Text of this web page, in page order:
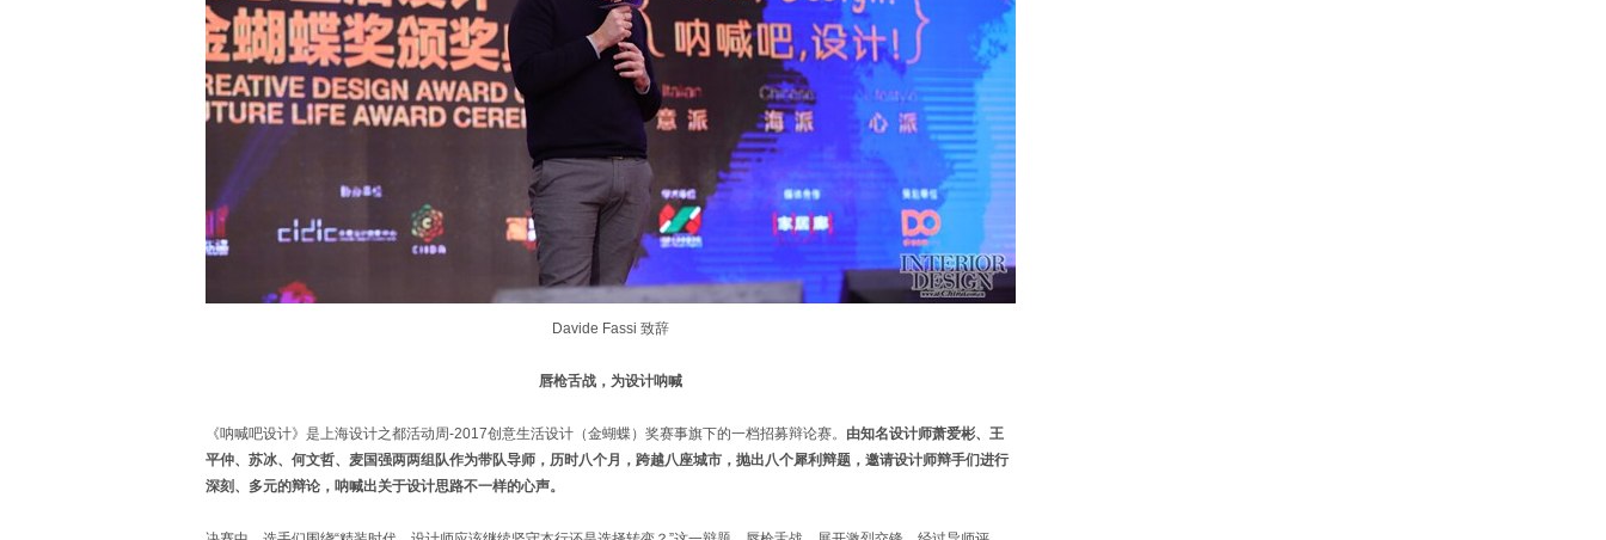
Davide Fassi 致辞
唇枪舌战，为设计呐喊
《呐喊吧设计》是上海设计之都活动周-2017创意生活设计（金蝴蝶）奖赛事旗下的一档招募辩论赛。 由知名设计师萧爱彬、王
平仲、苏冰、何文哲、麦国强两两组队作为带队导师，历时八个月，跨越八座城市，抛出八个犀利辩题，邀请设计师辩手们进行
深刻、多元的辩论，呐喊出关于设计思路不一样的心声。